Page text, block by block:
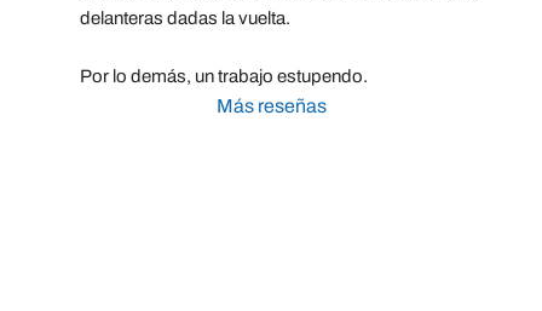
delanteras dadas la vuelta.
Por lo demás, un trabajo estupendo.
Más reseñas